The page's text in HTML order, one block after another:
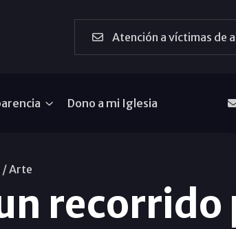
Atención a víctimas de
Dono a mi Iglesia
/Arte
recorrido